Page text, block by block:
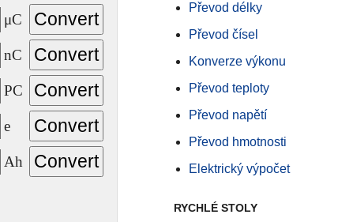
μC
nC
PC
e
Ah
Převod délky
Převod čísel
Konverze výkonu
Převod teploty
Převod napětí
Převod hmotnosti
Elektrický výpočet
RYCHLÉ STOLY